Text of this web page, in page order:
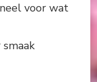
voor wat